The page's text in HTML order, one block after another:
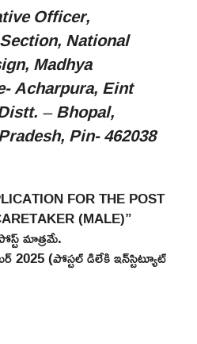
Officer,
National
Madhya
Acharpura, Eint
– Bhopal,
Pin- 462038
FOR THE POST
(MALE)”
పోస్ట్ మాత్రమే.
2025 (పోస్టల్ డిలేకి ఇన్‌స్టిట్యూట్